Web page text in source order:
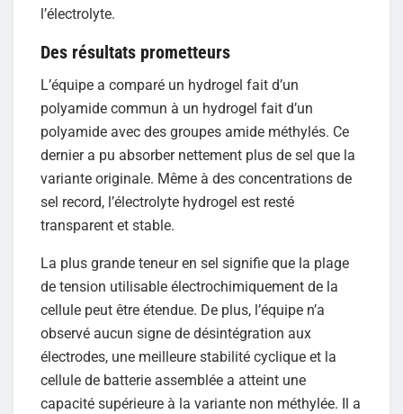
l’électrolyte.
Des résultats prometteurs
L’équipe a comparé un hydrogel fait d’un
polyamide commun à un hydrogel fait d’un
polyamide avec des groupes amide méthylés. Ce
dernier a pu absorber nettement plus de sel que la
variante originale. Même à des concentrations de
sel record, l’électrolyte hydrogel est resté
transparent et stable.
La plus grande teneur en sel signifie que la plage
de tension utilisable électrochimiquement de la
cellule peut être étendue. De plus, l’équipe n’a
observé aucun signe de désintégration aux
électrodes, une meilleure stabilité cyclique et la
cellule de batterie assemblée a atteint une
capacité supérieure à la variante non méthylée. Il a